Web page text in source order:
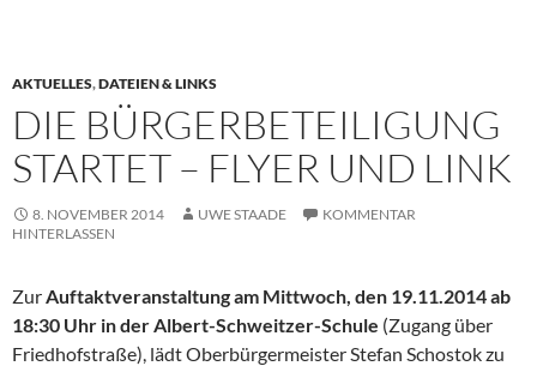
AKTUELLES,DATEIEN & LINKS
DIE BÜRGERBETEILIGUNG
STARTET – FLYER UND LINK
8. NOVEMBER 2014 UWE STAADE
KOMMENTAR
HINTERLASSEN
ZurAuftaktveranstaltung am Mittwoch, den 19.11.2014 ab
18:30 Uhr in der Albert-Schweitzer-Schule (Zugang über
Friedhofstraße), lädt Oberbürgermeister Stefan Schostok zu